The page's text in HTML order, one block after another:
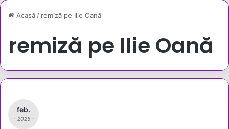
Acasă/ remiză pe Ilie Oană
remiză pe Ilie Oană
feb.
- 2025 -